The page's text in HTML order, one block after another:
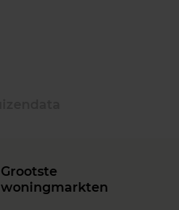
Grootste
woningmarkten